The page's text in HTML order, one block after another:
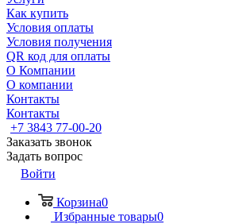
Как купить
Условия оплаты
Условия получения
QR код для оплаты
О Компании
О компании
Контакты
Контакты
+7 3843 77-00-20
Заказать звонок
Задать вопрос
Войти
Корзина0
Избранные товары0